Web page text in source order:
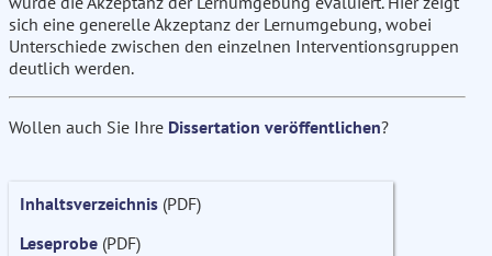
sich eine generelle Akzeptanz der Lernumgebung, wobei
Unterschiede zwischen den einzelnen Interventionsgruppen
deutlich werden.
Wollen auch Sie Ihre Dissertation veröffentlichen?
Inhaltsverzeichnis (PDF)
Leseprobe (PDF)